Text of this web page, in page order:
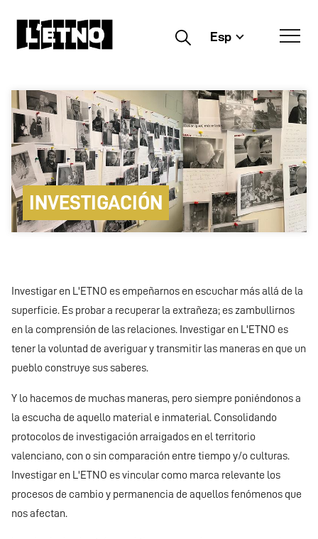
Buscar Esp
INVESTIGACIÓN
Investigar en L'ETNO es empeñarnos en escuchar más allá de la
superficie. Es probar a recuperar la extrañeza; es zambullirnos
en la comprensión de las relaciones. Investigar en L'ETNO es
tener la voluntad de averiguar y transmitir las maneras en que un
pueblo construye sus saberes.
Y lo hacemos de muchas maneras, pero siempre poniéndonos a
la escucha de aquello material e inmaterial. Consolidando
protocolos de investigación arraigados en el territorio
valenciano, con o sin comparación entre tiempo y/o culturas.
Investigar en L'ETNO es vincular como marca relevante los
procesos de cambio y permanencia de aquellos fenómenos que
nos afectan.